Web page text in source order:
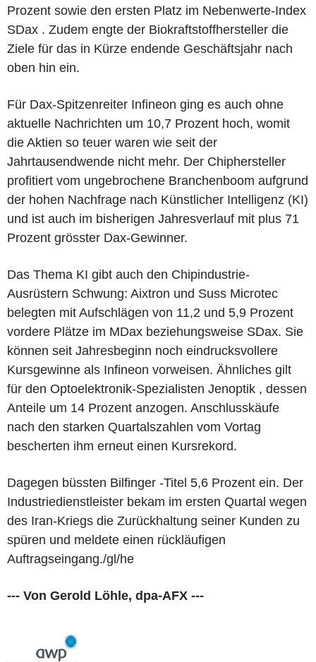
Prozent sowie den ersten Platz im Nebenwerte-Index
SDax . Zudem engte der Biokraftstoffhersteller die
Ziele für das in Kürze endende Geschäftsjahr nach
oben hin ein.
Für Dax-Spitzenreiter Infineon ging es auch ohne
aktuelle Nachrichten um 10,7 Prozent hoch, womit
die Aktien so teuer waren wie seit der
Jahrtausendwende nicht mehr. Der Chiphersteller
profitiert vom ungebrochene Branchenboom aufgrund
der hohen Nachfrage nach Künstlicher Intelligenz (KI)
und ist auch im bisherigen Jahresverlauf mit plus 71
Prozent grösster Dax-Gewinner.
Das Thema KI gibt auch den Chipindustrie-
Ausrüstern Schwung: Aixtron und Suss Microtec
belegten mit Aufschlägen von 11,2 und 5,9 Prozent
vordere Plätze im MDax beziehungsweise SDax. Sie
können seit Jahresbeginn noch eindrucksvollere
Kursgewinne als Infineon vorweisen. Ähnliches gilt
für den Optoelektronik-Spezialisten Jenoptik , dessen
Anteile um 14 Prozent anzogen. Anschlusskäufe
nach den starken Quartalszahlen vom Vortag
bescherten ihm erneut einen Kursrekord.
Dagegen büssten Bilfinger -Titel 5,6 Prozent ein. Der
Industriedienstleister bekam im ersten Quartal wegen
des Iran-Kriegs die Zurückhaltung seiner Kunden zu
spüren und meldete einen rückläufigen
Auftragseingang./gl/he
--- Von Gerold Löhle, dpa-AFX ---